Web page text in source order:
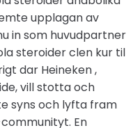
upplagan av
in som huvudpartner
steroider clen kur til
dar Heineken ,
vill stotta och
syns och lyfta fram
En